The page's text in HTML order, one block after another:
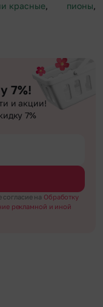
красные, пионы,
7%!
и акции!
7%
на Обработку
рекламной и иной